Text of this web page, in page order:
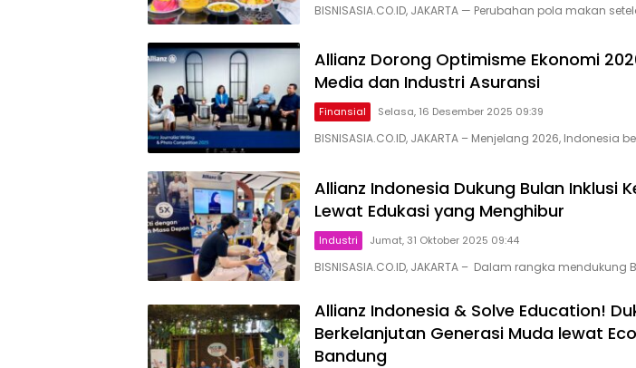
BISNISASIA.CO.ID, JAKARTA — Perubahan pola makan
Allianz Dorong Optimisme Ekonomi
Media dan Industri Asuransi
Finansial Selasa, 16 Desember 2025 09:39
BISNISASIA.CO.ID, JAKARTA – Menjelang 2026, Indonesia
Allianz Indonesia Dukung Bulan Inklusi
Lewat Edukasi yang Menghibur
Industri Jumat, 31 Oktober 2025 09:44
BISNISASIA.CO.ID, JAKARTA – Dalam rangka mendukung
Allianz Indonesia & Solve Education!
Berkelanjutan Generasi Muda lewat
Bandung